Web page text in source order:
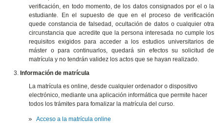
verificación, en todo momento, de los datos consignados por el o la
estudiante. En el supuesto de que en el proceso de verificación
quede constancia de falsedad, ocultación de datos o cualquier otra
circunstancia que acredite que la persona interesada no cumple los
requisitos exigidos para acceder a los estudios universitarios de
máster o para continuarlos, quedará sin efectos su solicitud de
matrícula y no tendrán validez los actos que se hayan realizado.
Información de matrícula
La matrícula es online, desde cualquier ordenador o dispositivo
electrónico, mediante una aplicación informática que permite hacer
todos los trámites para fomalizar la matrícula del curso.
Acceso a la matrícula online